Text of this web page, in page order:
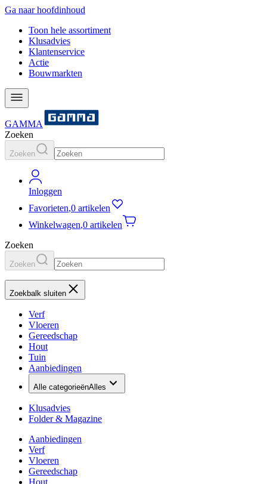
Ga naar hoofdinhoud
Toon hele assortiment
Klusadvies
Klantenservice
Actie
Bouwmarkten
GAMMA
Zoeken
Zoeken
Inloggen
Favorieten,0 artikelen
Winkelwagen,0 artikelen
Zoeken
Zoeken
Zoekbalk sluiten
Verf
Vloeren
Gereedschap
Hout
Tuin
Aanbiedingen
Alle categorieënAlles
Klusadvies
Folder & Magazine
Aanbiedingen
Verf
Vloeren
Gereedschap
Hout